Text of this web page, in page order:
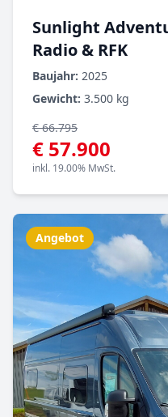
Sunlight
Radio & RFK
Baujahr: 2025
Gewicht: 3.500 kg
€ 66.795
€ 57.900
inkl. 19.00% MwSt.
Angebot